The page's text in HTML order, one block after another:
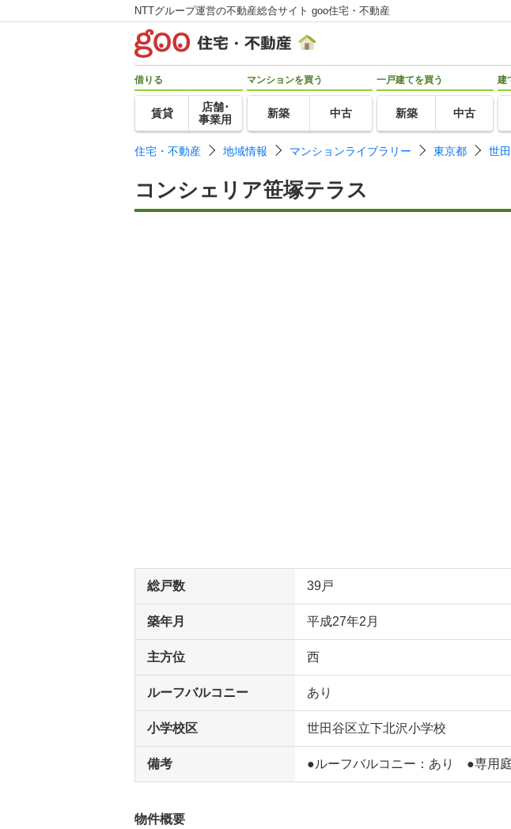
NTTグループ運営の不動産総合サイト goo住宅・不動産
借りる
賃貸
店舗･
事業用
マンションを買う
新築 中古
一戸建てを買う
新築 中古
建
住宅・不動産 地域情報 マンションライブラリー 東京都 世
コンシェリア笹塚テラス
総戸数 39戸
築年月 平成27年2月
主方位 西
ルーフバルコニー あり
小学校区 世田谷区立下北沢小学校
備考 ●ルーフバルコニー：あり ●専用
物件概要